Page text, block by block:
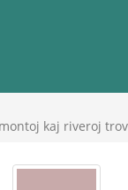
kaj riveroj